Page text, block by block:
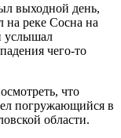
выходной день,
на реке Сосна на
услышал
чего-то
что
погружающийся в
области.